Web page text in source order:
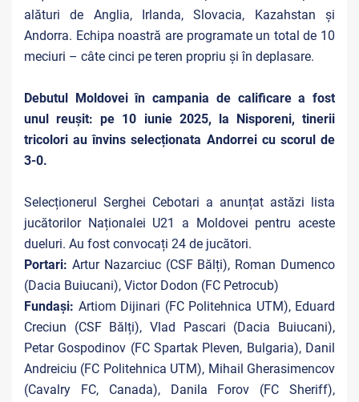
alături de Anglia, Irlanda, Slovacia, Kazahstan și
Andorra. Echipa noastră are programate un total de 10
meciuri – câte cinci pe teren propriu și în deplasare.
Debutul Moldovei în campania de calificare a fost
unul reușit: pe 10 iunie 2025, la Nisporeni, tinerii
tricolori au învins selecționata Andorrei cu scorul de
3-0.
Selecționerul Serghei Cebotari a anunțat astăzi lista
jucătorilor Naționalei U21 a Moldovei pentru aceste
dueluri. Au fost convocați 24 de jucători.
Portari: Artur Nazarciuc (CSF Bălți), Roman Dumenco
(Dacia Buiucani), Victor Dodon (FC Petrocub)
Fundași: Artiom Dijinari (FC Politehnica UTM), Eduard
Creciun (CSF Bălți), Vlad Pascari (Dacia Buiucani),
Petar Gospodinov (FC Spartak Pleven, Bulgaria), Danil
Andreiciu (FC Politehnica UTM), Mihail Gherasimencov
(Cavalry FC, Canada), Danila Forov (FC Sheriff),